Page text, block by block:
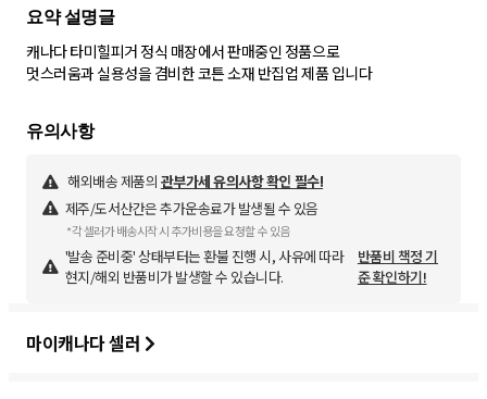
요약 설명글
캐나다 타미힐피거 정식 매장에서 판매중인 정품으로
멋스러움과 실용성을 겸비한 코튼 소재 반집업 제품 입니다
유의사항
해외배송 제품의 관부가세 유의사항 확인 필수!
제주/도서산간은 추가운송료가 발생될 수 있음
*각 셀러가 배송시작 시 추가비용을 요청할 수 있음
'발송 준비중' 상태부터는 환불 진행 시, 사유에 따라
현지/해외 반품비가 발생할 수 있습니다.
반품비 책정 기
준 확인하기!
마이캐나다 셀러